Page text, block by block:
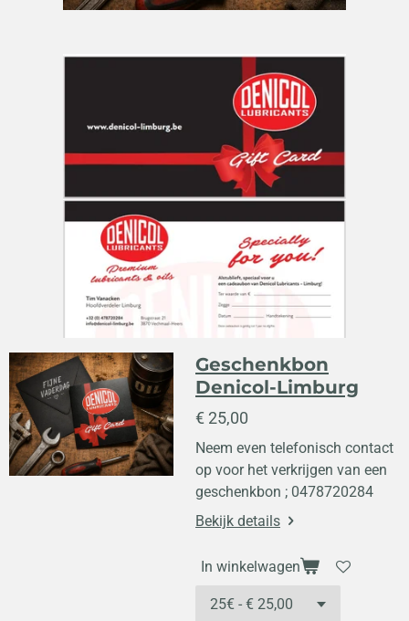
Geschenkbon
Denicol-Limburg
€ 25,00
Neem even telefonisch contact
op voor het verkrijgen van een
geschenkbon ; 0478720284
Bekijk details
In winkelwagen